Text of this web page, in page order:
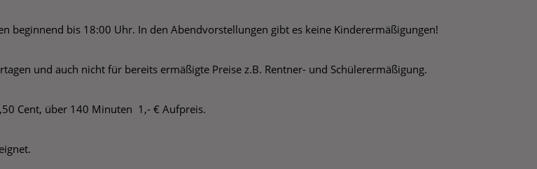
beginnend bis 18:00 Uhr. In den Abendvorstellungen gibt es keine Kinderermäßigungen!
und auch nicht für bereits ermäßigte Preise z.B. Rentner- und Schülerermäßigung.
Cent, über 140 Minuten 1,- € Aufpreis.